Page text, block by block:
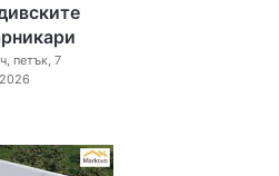
петък, 7